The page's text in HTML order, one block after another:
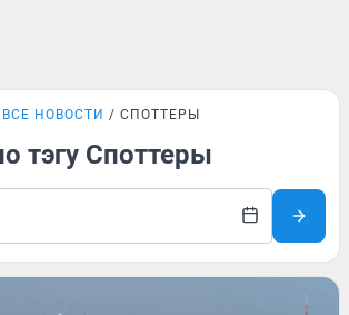
ВСЕ НОВОСТИ СПОТТЕРЫ
тэгу Споттеры